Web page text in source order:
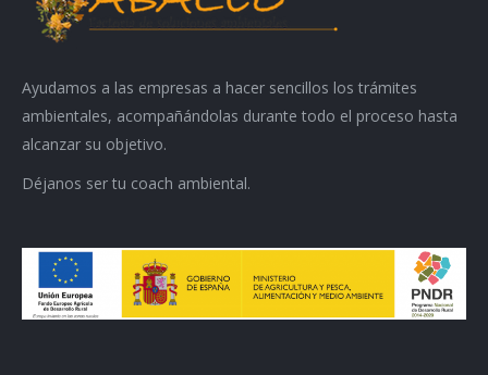
Ayudamos a las empresas a hacer sencillos los trámites
ambientales, acompañándolas durante todo el proceso hasta
alcanzar su objetivo.
Déjanos ser tu coach ambiental.